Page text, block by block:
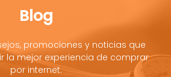
Blog
promociones y noticias que
la mejor experiencia de comprar
por internet.